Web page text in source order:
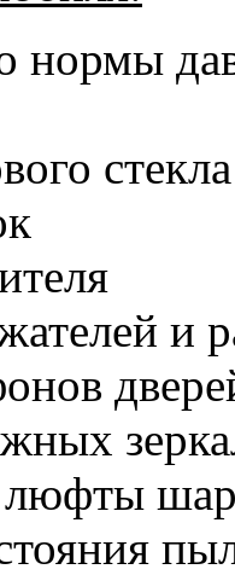
нормы
стекла
и
люфты